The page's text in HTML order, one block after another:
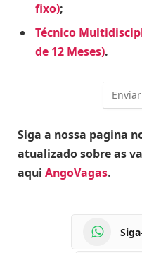
fixo);
Técnico
de 12 Meses).
Siga a nossa pagina
atualizado sobre as
aqui AngoVagas.